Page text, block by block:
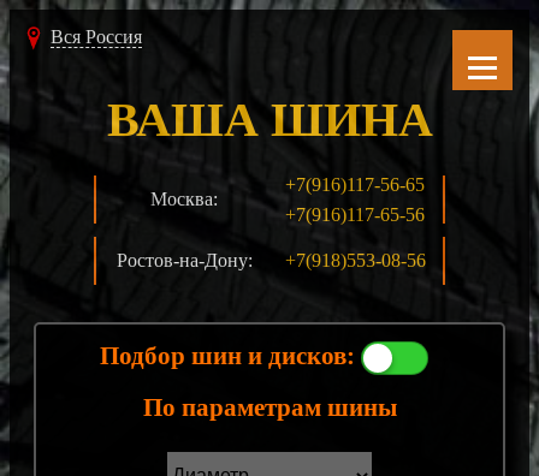
Вся Россия
Москва:
+7(916)117-56-65
+7(916)117-65-56
Ростов-на-Дону: +7(918)553-08-56
ВАША ШИНА
Подбор шин и дисков:
По параметрам шины